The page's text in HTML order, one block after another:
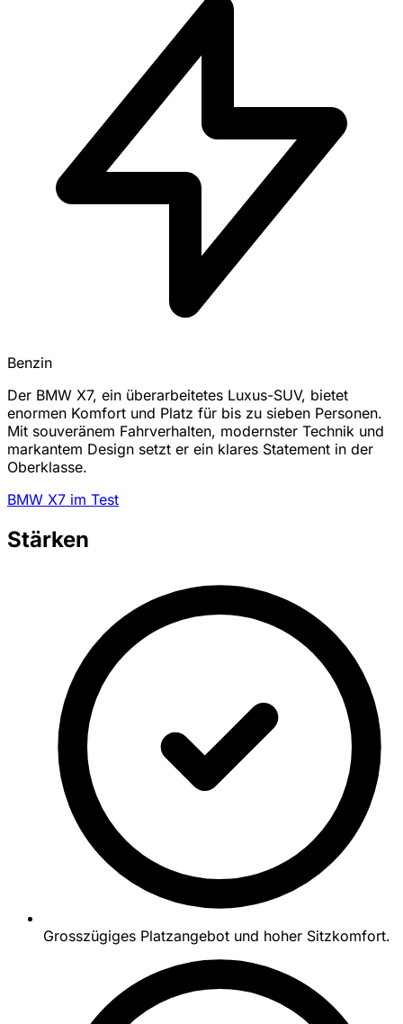
Benzin
Der BMW X7, ein überarbeitetes Luxus-SUV, bietet
enormen Komfort und Platz für bis zu sieben Personen.
Mit souveränem Fahrverhalten, modernster Technik und
markantem Design setzt er ein klares Statement in der
Oberklasse.
BMW X7 im Test
Stärken
Grosszügiges Platzangebot und hoher Sitzkomfort.